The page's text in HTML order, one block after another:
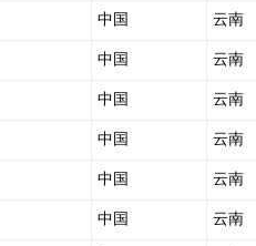
中国 云南
中国 云南
中国 云南
中国 云南
中国 云南
中国 云南